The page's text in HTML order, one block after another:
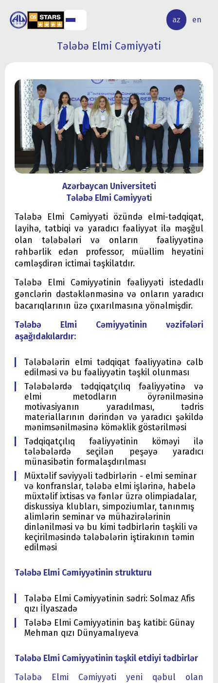
az en
ELMİ
TƏDQİQAT
Tələbə Elmi Cəmiyyəti
Azərbaycan Universiteti
Tələbə Elmi Cəmiyyəti
Tələbə Elmi Cəmiyyəti özündə elmi-tədqiqat,
layihə, tətbiqi və yaradıcı fəaliyyət ilə məşğul
olan tələbələri və onların fəaliyyətinə
rəhbərlik edən professor, müəllim heyətini
cəmləşdirən ictimai təşkilatdır.
Tələbə Elmi Cəmiyyətinin fəaliyyəti istedadlı
gənclərin dəstəklənməsinə və onların yaradıcı
bacarıqlarının üzə çıxarılmasına yönəlmişdir.
Tələbə Elmi Cəmiyyətinin vəzifələri
aşağıdakılardır:
Tələbələrin elmi tədqiqat fəaliyyətinə cəlb
edilməsi və bu fəaliyyətin təşkil olunması
Tələbələrdə tədqiqatçılıq fəaliyyətinə və
elmi metodların öyrənilməsinə
motivasiyanın yaradılması, tədris
materiallarının dərindən və yaradıcı şəkildə
mənimsənilməsinə köməklik göstərilməsi
Tədqiqatçılıq fəaliyyətinin köməyi ilə
tələbələrdə seçilən peşəyə yaradıcı
münasibətin formalaşdırılması
Müxtəlif səviyyəli tədbirlərin - elmi seminar
və konfranslar, tələbə elmi işlərinə, habelə
müxtəlif ixtisas və fənlər üzrə olimpiadalar,
diskussiya klubları, simpoziumlar, tanınmış
alimlərin seminar və mühazirələrinin
dinlənilməsi və bu kimi tədbirlərin təşkili və
keçirilməsində tələbələrin iştirakının təmin
edilməsi
Tələbə Elmi Cəmiyyətinin strukturu
Tələbə Elmi Cəmiyyətinin sədri: Solmaz Afis
qızı İlyaszadə
Tələbə Elmi Cəmiyyətinin baş katibi: Günay
Mehman qızı Dünyamalıyeva
Tələbə Elmi Cəmiyyətinin təşkil etdiyi tədbirlər
Tələbə Elmi Cəmiyyəti yeni qəbul olan